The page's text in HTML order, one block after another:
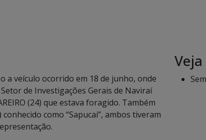
a veículo ocorrido em 18 de junho, onde
de Investigações Gerais de Naviraí
(24) que estava foragido. Também
como “Sapucai”, ambos tiveram